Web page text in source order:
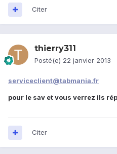
Citer
thierry311
Posté(e) 22 janvier 2013
serviceclient@tabmania.fr
pour le sav et vous verrez ils
Citer